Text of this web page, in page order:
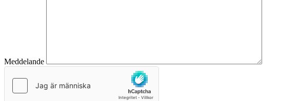
Meddelande